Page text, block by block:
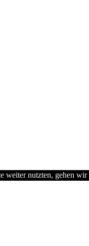
weiter nutzten, gehen